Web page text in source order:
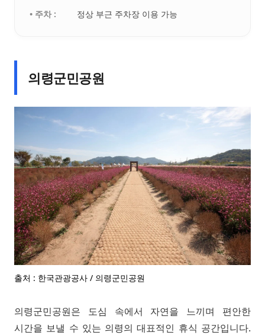
• 주차 :
정상 부근 주차장 이용 가능
의령군민공원
출처 : 한국관광공사 / 의령군민공원
의령군민공원은 도심 속에서 자연을 느끼며 편안한
시간을 보낼 수 있는 의령의 대표적인 휴식 공간입니다.